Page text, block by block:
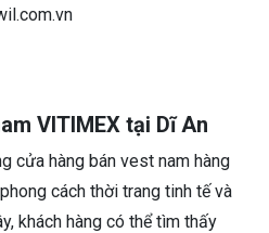
VITIMEX tại Dĩ An
cửa hàng bán vest nam hàng
cách thời trang tinh tế và
khách hàng có thể tìm thấy